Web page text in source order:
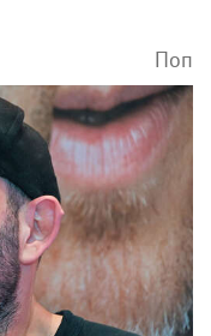
Поп